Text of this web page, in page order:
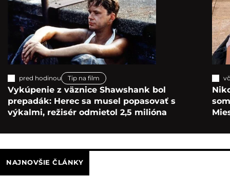
pred hodinou Tip na film
Vykúpenie z väznice Shawshank bol
prepadák: Herec sa musel popasovať s
výkalmi, režisér odmietol 2,5 milióna
NAJNOVŠIE ČLÁNKY